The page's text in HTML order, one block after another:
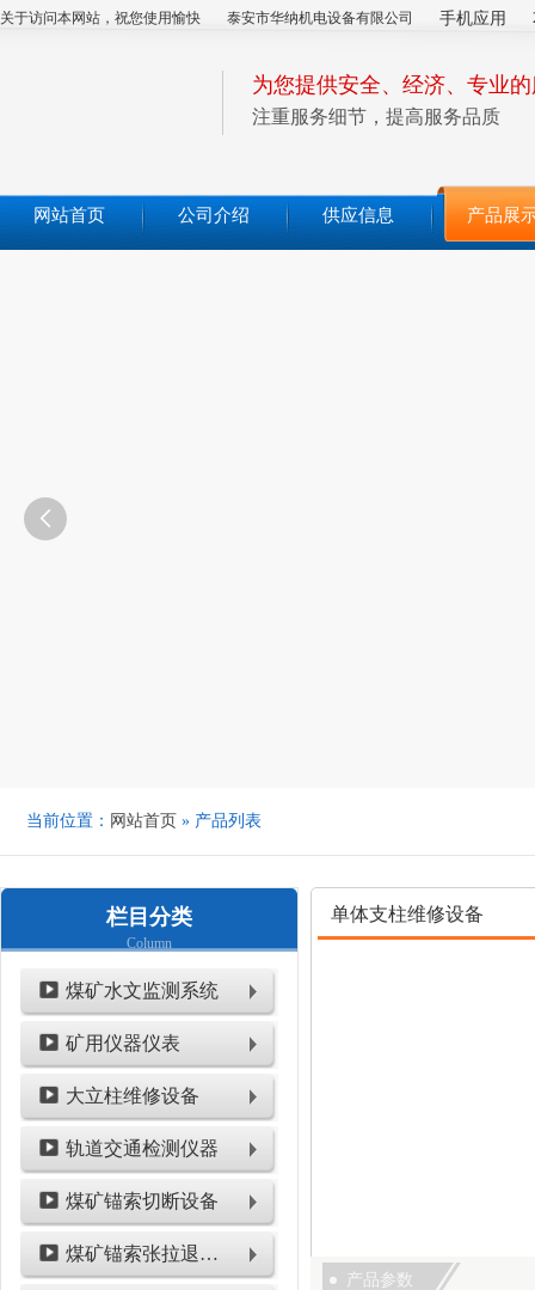
关于访问本网站，祝您使用愉快 泰安市华纳机电设备有限公司 手机应用
为您提供安全、经济、专业
注重服务细节，提高服务品质
网站首页 公司介绍 供应信息 产品展

当前位置： 网站首页 » 产品列表
栏目分类
Column
煤矿水文监测系统
矿用仪器仪表
大立柱维修设备
轨道交通检测仪器
煤矿锚索切断设备
煤矿锚索张拉退锚设备
单体支柱维修设备
产品参数